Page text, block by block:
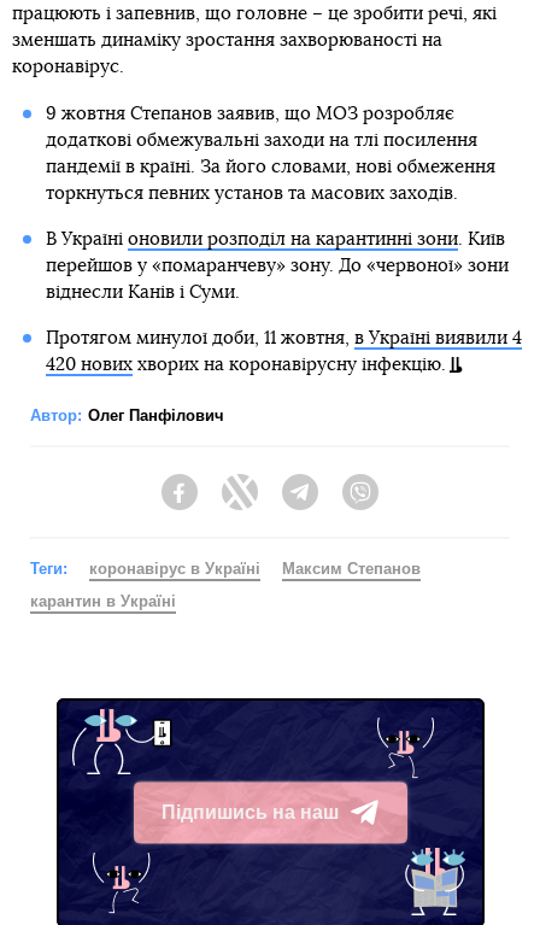
працюють і запевнив, що головне – це зробити речі, які
зменшать динаміку зростання захворюваності на
коронавірус.
9 жовтня Степанов заявив, що МОЗ розробляє
додаткові обмежувальні заходи на тлі посилення
пандемії в країні. За його словами, нові обмеження
торкнуться певних установ та масових заходів.
В Україні оновили розподіл на карантинні зони. Київ
перейшов у «помаранчеву» зону. До «червоної» зони
віднесли Канів і Суми.
Протягом минулої доби, 11 жовтня, в Україні виявили 4
420 новиххворих на коронавірусну інфекцію.
Автор: Олег Панфілович
FacebookTwitter Telegram
Теги: коронавірус в Україні
Максим Степанов
карантин в Україні
Підпишись на наш
Telegram